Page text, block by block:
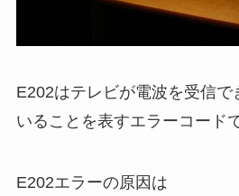
E202はテレビが電波を受信で
いることを表すエラーコード
E202エラーの原因は